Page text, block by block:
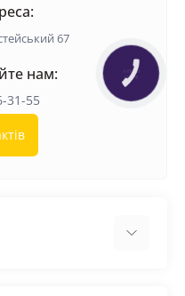
67
нам:
31-55
КНОПКА
ЗВ'ЯЗКУ